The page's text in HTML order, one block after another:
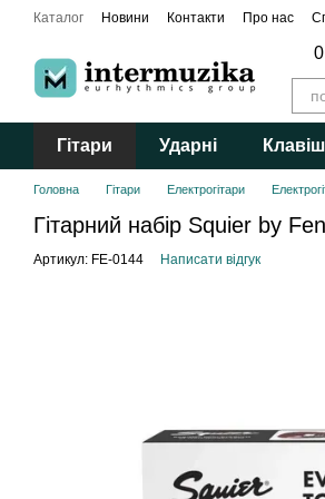
Перейти до основного контенту
Каталог Новини Контакти Про нас
Гітари Ударні
Головна Гітари Електрогітари
Гітарний набір Squier by
Артикул: FE-0144 Написати відгук